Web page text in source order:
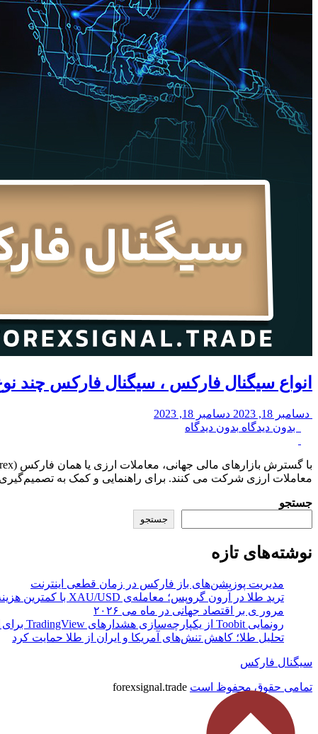
انواع سیگنال فارکس ، سیگنال فارکس چند
دسامبر 18, 2023
دسامبر 18, 2023
بدون دیدگاه بدون دیدگاه
معاملات ارزی شرکت می‌ کنند. برای راهنمایی و کمک به
جستجو
جستجو
نوشته‌های تازه
مدیریت پوزیشن‌های باز فارکس در زمان قطعی اینترنت
ترید طلا در آرون گروپس؛ معامله‌ی XAU/USD با کمترین هزینه‌ی معاملاتی
مرور ی بر اقتصاد جهانی در ماه می ۲۰۲۶
رونمایی Toobit از یکپارچه‌سازی هشدارهای TradingView برای ارائه سیگنال‌های لحظه‌ای بازار
تحلیل طلا؛ کاهش تنش‌های آمریکا و ایران از طلا حمایت کرد
سیگنال فارکس
تمامی حقوق محفوظ است